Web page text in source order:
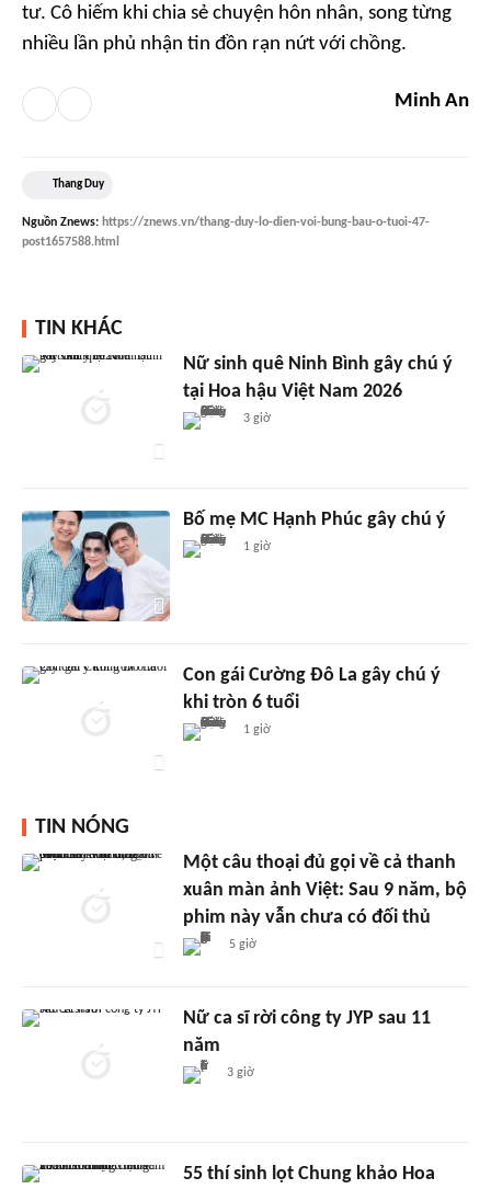
tư. Cô hiếm khi chia sẻ chuyện hôn nhân, song từng
nhiều lần phủ nhận tin đồn rạn nứt với chồng.
Minh An
Thang Duy
Nguồn Znews: https://znews.vn/thang-duy-lo-dien-voi-bung-bau-o-tuoi-47-
post1657588.html
TIN KHÁC
Nữ sinh quê Ninh Bình gây chú ý
tại Hoa hậu Việt Nam 2026
3 giờ
Bố mẹ MC Hạnh Phúc gây chú ý
1 giờ
Con gái Cường Đô La gây chú ý
khi tròn 6 tuổi
1 giờ
TIN NÓNG
Một câu thoại đủ gọi về cả thanh
xuân màn ảnh Việt: Sau 9 năm, bộ
phim này vẫn chưa có đối thủ
5 giờ
Nữ ca sĩ rời công ty JYP sau 11
năm
3 giờ
55 thí sinh lọt Chung khảo Hoa